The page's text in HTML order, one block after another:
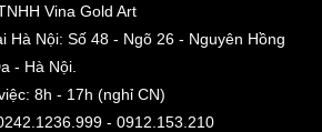
Vina Gold Art
Hà Nội: Số 48 - Ngõ 26 - Nguyên Hồng
- Hà Nội.
8h - 17h (nghỉ CN)
- 0912.153.210